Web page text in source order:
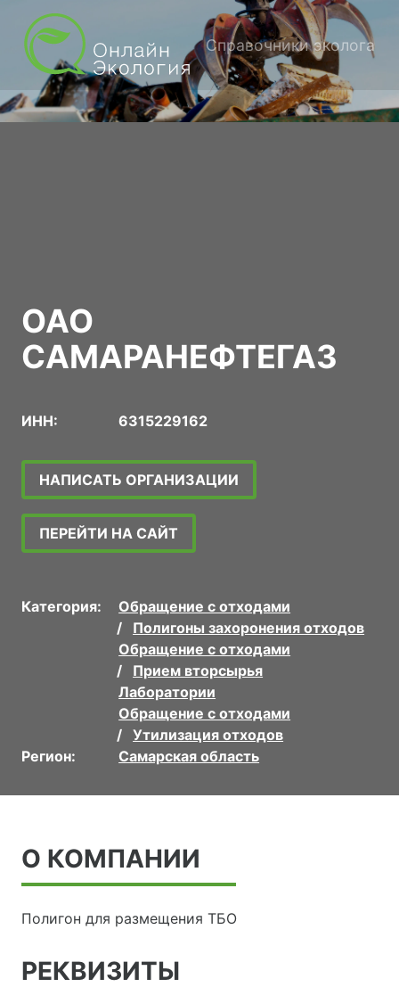
Справочники эколога
ОАО
САМАРАНЕФТЕГАЗ
ИНН: 6315229162
НАПИСАТЬ ОРГАНИЗАЦИИ
ПЕРЕЙТИ НА САЙТ
Категория:
Обращение с отходами
Полигоны захоронения отходов
Обращение с отходами
Прием вторсырья
Лаборатории
Обращение с отходами
Утилизация отходов
Регион:
Самарская область
О КОМПАНИИ
Полигон для размещения ТБО
РЕКВИЗИТЫ